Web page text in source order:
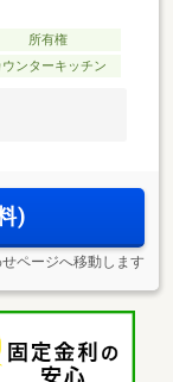
所有権
ウンターキッチン
)
ページへ移動します